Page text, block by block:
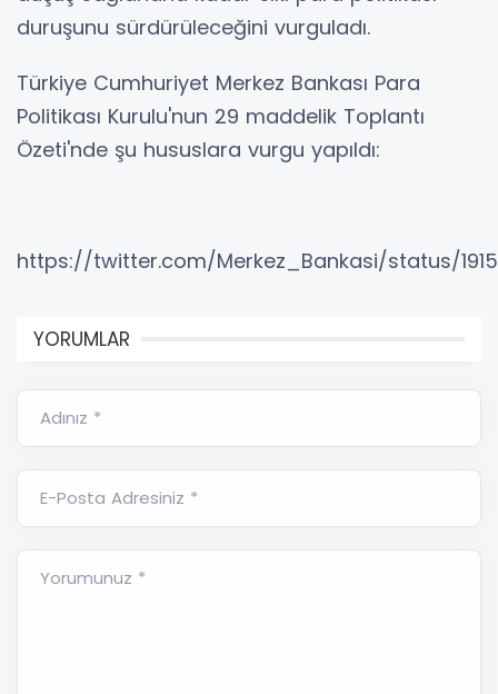
duruşunu sürdürüleceğini vurguladı.
Türkiye Cumhuriyet Merkez Bankası Para
Politikası Kurulu'nun 29 maddelik Toplantı
Özeti'nde şu hususlara vurgu yapıldı:
https://twitter.com/Merkez_Bankasi/status/
YORUMLAR
Adınız *
E-Posta Adresiniz *
Yorumunuz *